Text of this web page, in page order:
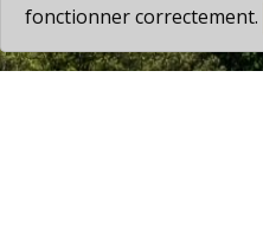
fonctionner correctement.